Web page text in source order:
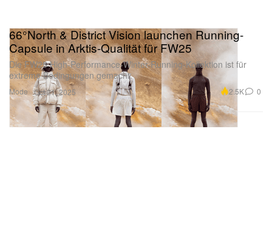
Mode
66°North & District Vision launchen Running-
Capsule in Arktis-Qualität für FW25
Die FW25 High-Performance-Winter-Running-Kollektion ist für
extreme Bedingungen gemacht.
Oct 21, 2025 2.5K 0